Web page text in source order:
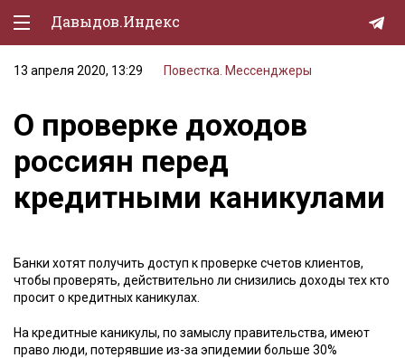
Давыдов.Индекс
Политическая жизнь
Экономика
Природа
Образование
Культура
Lifestyle
Мурзилка
13 апреля 2020, 13:29 Повестка. Мессенджеры
О проверке доходов
россиян перед
кредитными каникулами
Банки хотят получить доступ к проверке счетов клиентов,
чтобы проверять, действительно ли снизились доходы тех кто
просит о кредитных каникулах.
На кредитные каникулы, по замыслу правительства, имеют
право люди, потерявшие из-за эпидемии больше 30%